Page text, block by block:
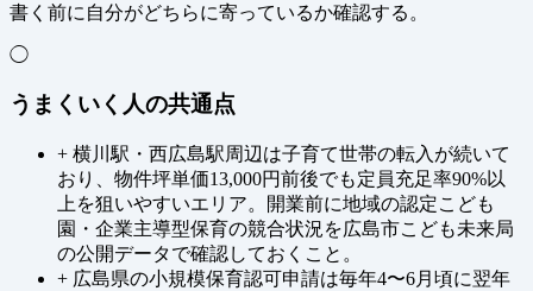
書く前に自分がどちらに寄っているか確認する。
◯
うまくいく人の共通点
+ 横川駅・西広島駅周辺は子育て世帯の転入が続いて
おり、物件坪単価13,000円前後でも定員充足率90%以
上を狙いやすいエリア。開業前に地域の認定こども
園・企業主導型保育の競合状況を広島市こども未来局
の公開データで確認しておくこと。
+ 広島県の小規模保育認可申請は毎年4〜6月頃に翌年